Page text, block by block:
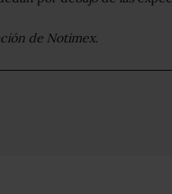
de Notimex.